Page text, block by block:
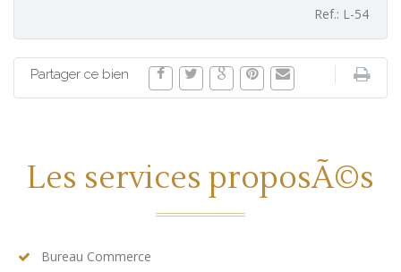
Ref.: L-54
Partager ce bien
Les services proposÃ©s
Bureau Commerce